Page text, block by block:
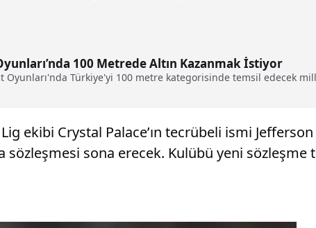
100 Metrede Altın Kazanmak İstiyor
Oyunları'nda Türkiye'yi 100 metre kategorisinde temsil edecek
ekibi Crystal Palace’ın tecrübeli ismi Jefferson
sözleşmesi sona erecek. Kulübü yeni